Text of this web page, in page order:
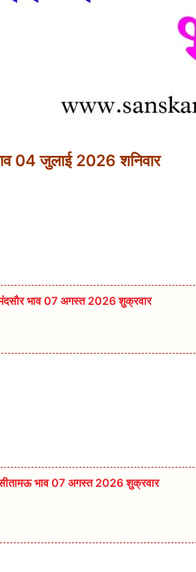
04 जुलाई 2026 शनिवार
भाव 07 अगस्त 2026 शुक्रवार
भाव 07 अगस्त 2026 शुक्रवार